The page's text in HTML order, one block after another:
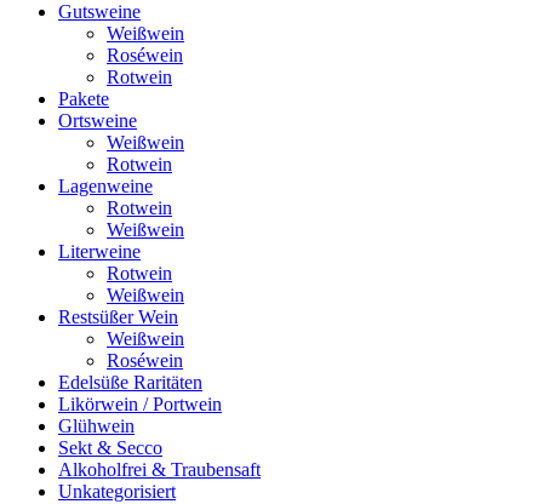
Gutsweine
Weißwein
Roséwein
Rotwein
Pakete
Ortsweine
Weißwein
Rotwein
Lagenweine
Rotwein
Weißwein
Literweine
Rotwein
Weißwein
Restsüßer Wein
Weißwein
Roséwein
Edelsüße Raritäten
Likörwein / Portwein
Glühwein
Sekt & Secco
Alkoholfrei & Traubensaft
Unkategorisiert